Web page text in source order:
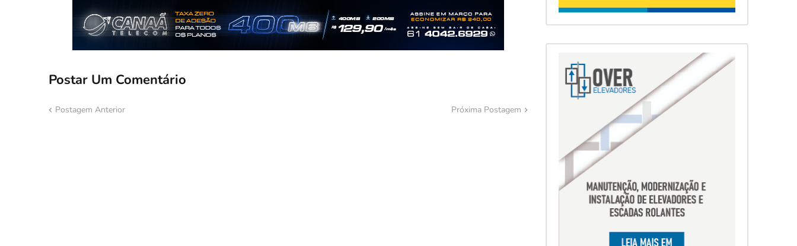
Postar Um Comentário
Postagem Anterior Próxima Postagem